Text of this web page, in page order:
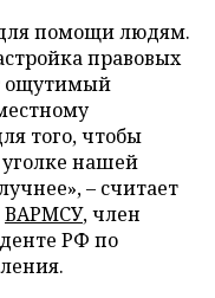
помощи людям.
правовых
ощутимый
того, чтобы
нашей
– считает
ВАРМСУ, член
РФ по